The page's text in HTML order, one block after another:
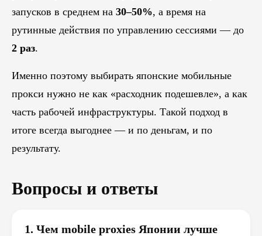
запусков в среднем на 30–50%, а время на
рутинные действия по управлению сессиями — до
2 раз.
Именно поэтому выбирать японские мобильные
прокси нужно не как «расходник подешевле», а как
часть рабочей инфраструктуры. Такой подход в
итоге всегда выгоднее — и по деньгам, и по
результату.
Вопросы и ответы
1. Чем mobile proxies Японии лучше